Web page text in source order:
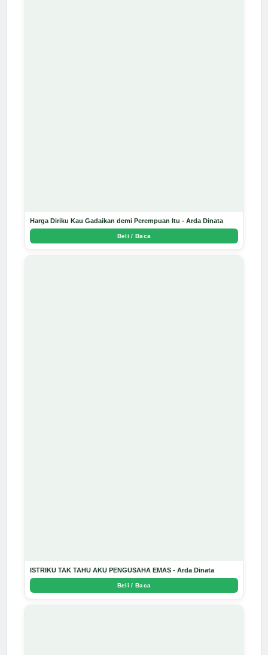
Harga Diriku Kau Gadaikan demi Perempuan Itu - Arda Dinata
Beli / Baca
ISTRIKU TAK TAHU AKU PENGUSAHA EMAS - Arda Dinata
Beli / Baca